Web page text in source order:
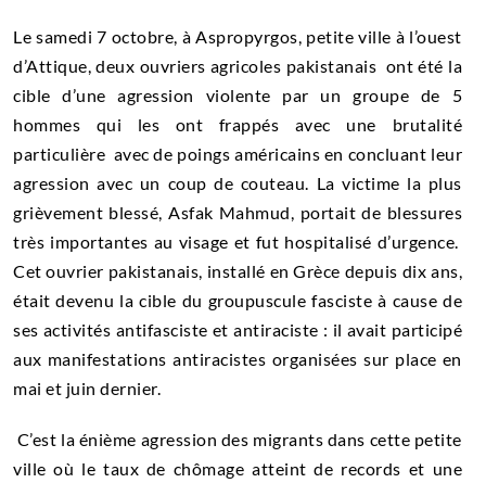
Le samedi 7 octobre, à Aspropyrgos, petite ville à l’ouest
d’Attique, deux ouvriers agricoles pakistanais ont été la
cible d’une agression violente par un groupe de 5
hommes qui les ont frappés avec une brutalité
particulière avec de poings américains en concluant leur
agression avec un coup de couteau. La victime la plus
grièvement blessé, Asfak Mahmud, portait de blessures
très importantes au visage et fut hospitalisé d’urgence.
Cet ouvrier pakistanais, installé en Grèce depuis dix ans,
était devenu la cible du groupuscule fasciste à cause de
ses activités antifasciste et antiraciste : il avait participé
aux manifestations antiracistes organisées sur place en
mai et juin dernier.
C’est la énième agression des migrants dans cette petite
ville où le taux de chômage atteint de records et une